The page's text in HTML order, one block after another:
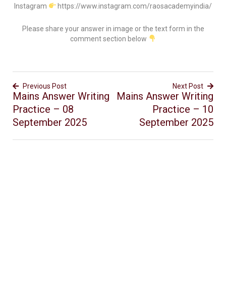
Instagram https://www.instagram.com/raosacademyindia/
Please share your answer in image or the text form in the
comment section below
Previous Post
Mains Answer Writing
Practice – 08
September 2025
Next Post
Mains Answer Writing
Practice – 10
September 2025